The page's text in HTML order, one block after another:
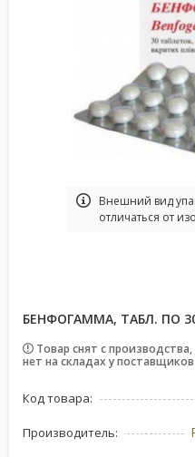
Bнешний вид
отличаться от
БЕНФОГАММА, ТАБЛ. ПО
Товар снят с
нет на складах у
Код товара:
Производитель: